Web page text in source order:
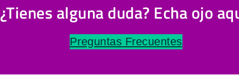
¿Tienes alguna duda? Echa ojo
Preguntas Frecuentes